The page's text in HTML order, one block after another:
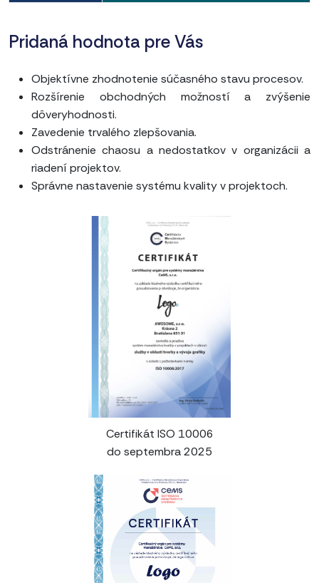
Pridaná hodnota pre Vás
Objektívne zhodnotenie súčasného stavu procesov.
Rozšírenie obchodných možností a zvýšenie
dôveryhodnosti.
Zavedenie trvalého zlepšovania.
Odstránenie chaosu a nedostatkov v organizácii a
riadení projektov.
Správne nastavenie systému kvality v projektoch.
Certifikát ISO 10006
do septembra 2025